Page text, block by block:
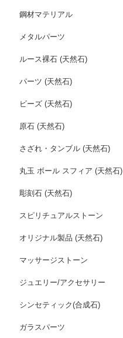
鋼材マテリアル
メタルパーツ
ルース裸石 (天然石)
パーツ (天然石)
ビーズ (天然石)
原石 (天然石)
さざれ・タンブル (天然石)
丸玉 ボール スフィア (天然石)
彫刻石 (天然石)
スピリチュアルストーン
オリジナル製品 (天然石)
マッサージストーン
ジュエリー/アクセサリー
シンセティック(合成石)
ガラスパーツ